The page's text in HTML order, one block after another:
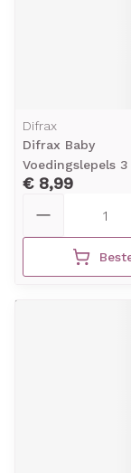
Difrax
Difrax Baby
Voedingslepels
€ 8,99